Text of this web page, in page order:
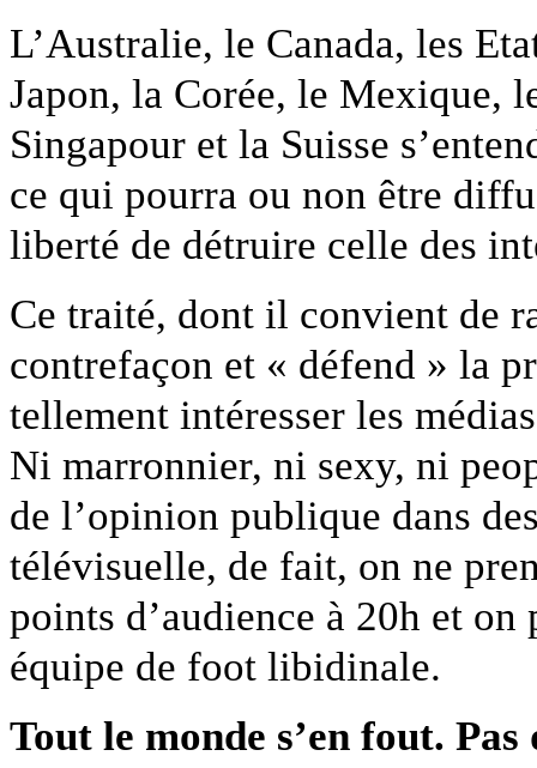
L’Australie, le Canada, les
Japon, la Corée, le Mexique,
Singapour et la Suisse
ce qui pourra ou non être
liberté de détruire celle des
Ce traité, dont il convient de
contrefaçon et « défend » la
tellement intéresser les
Ni marronnier, ni sexy, ni
de l’opinion publique dans
télévisuelle, de fait, on ne
points d’audience à 20h et on
équipe de foot libidinale.
Tout le monde s’en fout.